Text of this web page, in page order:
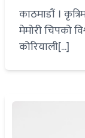
काठमाडौं ।
मेमोरी चिपको
कोरियाली[...]